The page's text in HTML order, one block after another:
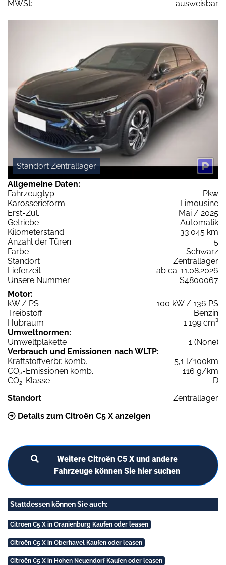
MWSt: ausweisbar
Standort Zentrallager
Allgemeine Daten:
Fahrzeugtyp
Pkw
Karosserieform
Limousine
Erst-Zul.
Mai / 2025
Getriebe
Automatik
Kilometerstand
33.045 km
Anzahl der Türen
5
Farbe
Schwarz
Standort
Zentrallager
Lieferzeit
ab ca. 11.08.2026
Unsere Nummer
S4800067
Motor:
kW / PS
100 kW / 136 PS
Treibstoff
Benzin
Hubraum
1.199 cm³
Umweltnormen:
Umweltplakette
1 (None)
Verbrauch und Emissionen nach WLTP:
Kraftstoffverbr. komb.
5,1 l/100km
CO2-Emissionen komb.
116 g/km
CO2-Klasse
D
Standort
Zentrallager
Details zum Citroën C5 X anzeigen
Weitere Citroën C5 X und andere
Fahrzeuge können Sie hier suchen
Stattdessen können Sie auch:
Citroën C5 X in Oranienburg Kaufen oder leasen
Citroën C5 X in Oberhavel Kaufen oder leasen
Citroën C5 X in Hohen Neuendorf Kaufen oder leasen